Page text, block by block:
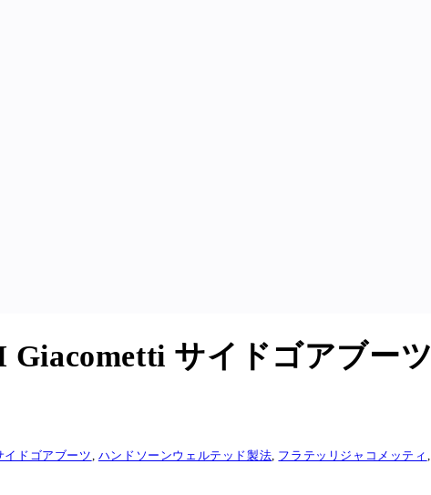
Giacometti サイドゴアブーツ
イドゴアブーツ ハンドソーンウェルテッド製法 フラテッリジャコメッティ